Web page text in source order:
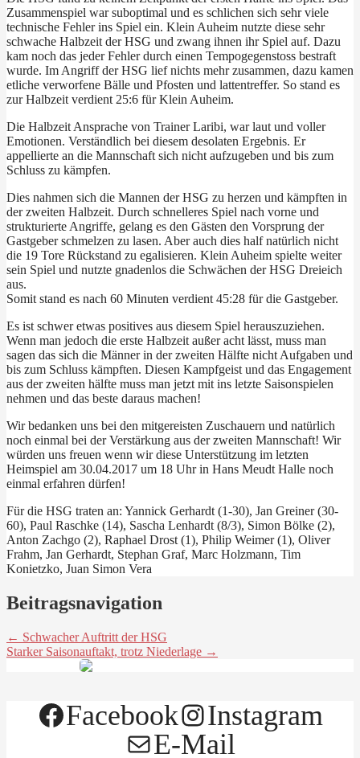
Zusammenspiel war suboptimal und es schlichen sich sehr viele
technische Fehler ins Spiel ein. Klein Auheim nutzte diese sehr
schwache Halbzeit der HSG und zwang ihnen ihr Spiel auf. Dazu
kam noch das jeder Fehler durch einen Tempogegenstoss bestraft
wurde. Im Angriff der HSG lief nichts mehr zusammen, dazu kamen
etliche verworfene Bälle und Pfosten und lattentreffer. So stand es
zur Halbzeit verdient 25:6 für Klein Auheim.
Die Halbzeit Ansprache von Trainer Laribi, war laut und voller
Emotionen. Verständlich bei diesem desolaten Ergebnis. Er
appellierte an die Mannschaft sich nicht aufzugeben und bis zum
Schluss zu kämpfen.
Dies nahmen sich die Mannen der HSG zu herzen und kämpften in
der zweiten Halbzeit. Durch schnelleres Spiel nach vorne und
strukturierte Angriffe, gelang es den Gästen den Vorsprung der
Gastgeber schmelzen zu lasen. Aber auch dies half natürlich nicht
die 19 Tore Rückstand zu egalisieren. Klein Auheim spielte weiter
sein Spiel und nutzte gnadenlos die Schwächen der HSG Dreieich
aus.
Somit stand es nach 60 Minuten verdient 45:28 für die Gastgeber.
Es ist schwer etwas positives aus diesem Spiel herauszuziehen.
Wenn man jedoch die erste Halbzeit außer acht lässt, muss man
sagen das sich die Männer in der zweiten Hälfte nicht Aufgaben und
bis zum Schluss kämpften. Diesen Kampfgeist und das Engagement
aus der zweiten hälfte muss man jetzt mit ins letzte Saisonspielen
nehmen und das beste daraus machen!
Wir bedanken uns bei den mitgereisten Zuschauern und natürlich
noch einmal bei der Verstärkung aus der zweiten Mannschaft! Wir
würden uns freuen wenn wir diese Unterstützung im letzten
Heimspiel am 30.04.2017 um 18 Uhr in Hans Meudt Halle noch
einmal erfahren dürfen!
Für die HSG traten an: Yannick Gerhardt (1-30), Jan Greiner (30-
60), Paul Raschke (14), Sascha Lenhardt (8/3), Simon Bölke (2),
Anton Zachgo (2), Raphael Drost (1), Philip Weimer (1), Oliver
Frahm, Jan Gerhardt, Stephan Graf, Marc Holzmann, Tim
Konietzko, Juan Simon Vera
Beitragsnavigation
← Schwacher Auftritt der HSG
Starker Saisonauftakt, trotz Niederlage →
Facebook
Instagram
E-Mail